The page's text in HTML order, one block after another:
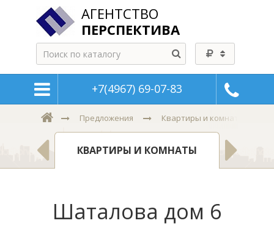
АГЕНТСТВО
ПЕРСПЕКТИВА
+7(4967) 69-07-83
Предложения Квартиры и комнаты
КВАРТИРЫ И КОМНАТЫ
Шаталова дом 6